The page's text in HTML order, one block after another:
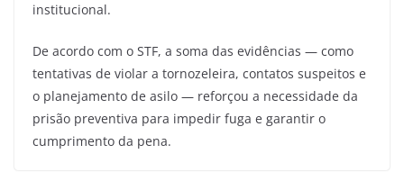
institucional.
De acordo com o STF, a soma das evidências — como
tentativas de violar a tornozeleira, contatos suspeitos e
o planejamento de asilo — reforçou a necessidade da
prisão preventiva para impedir fuga e garantir o
cumprimento da pena.